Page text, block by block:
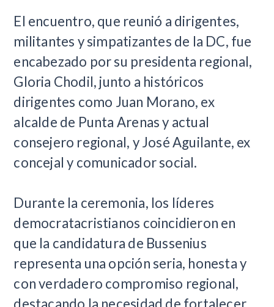
El encuentro, que reunió a dirigentes,
militantes y simpatizantes de la DC, fue
encabezado por su presidenta regional,
Gloria Chodil, junto a históricos
dirigentes como Juan Morano, ex
alcalde de Punta Arenas y actual
consejero regional, y José Aguilante, ex
concejal y comunicador social.
Durante la ceremonia, los líderes
democratacristianos coincidieron en
que la candidatura de Bussenius
representa una opción seria, honesta y
con verdadero compromiso regional,
destacando la necesidad de fortalecer